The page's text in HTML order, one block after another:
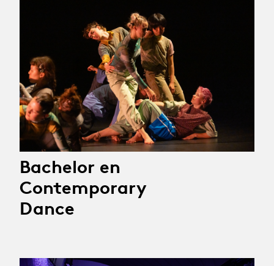
Bachelor en
Contemporary
Dance